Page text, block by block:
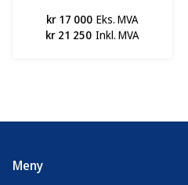
kr 17 000 Eks. MVA
kr 21 250 Inkl. MVA
Meny